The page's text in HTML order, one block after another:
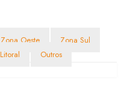
Zona Oeste
Zona Sul
Litoral Outros